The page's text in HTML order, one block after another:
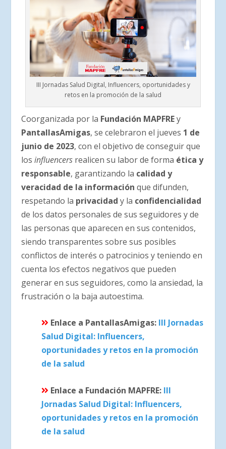
III Jornadas Salud Digital, Influencers, oportunidades y
retos en la promoción de la salud
Coorganizada por la Fundación MAPFREy
PantallasAmigas, se celebraron el jueves 1 de
junio de 2023, con el objetivo de conseguir que
losinfluencers realicen su labor de forma ética y
responsable, garantizando la calidad y
veracidad de la información que difunden,
respetando la privacidad y la confidencialidad
de los datos personales de sus seguidores y de
las personas que aparecen en sus contenidos,
siendo transparentes sobre sus posibles
conflictos de interés o patrocinios y teniendo en
cuenta los efectos negativos que pueden
generar en sus seguidores, como la ansiedad, la
frustración o la baja autoestima.
Enlace a PantallasAmigas: III Jornadas
Salud Digital: Influencers,
oportunidades y retos en la promoción
de la salud
Enlace a Fundación MAPFRE: III
Jornadas Salud Digital: Influencers,
oportunidades y retos en la promoción
de la salud